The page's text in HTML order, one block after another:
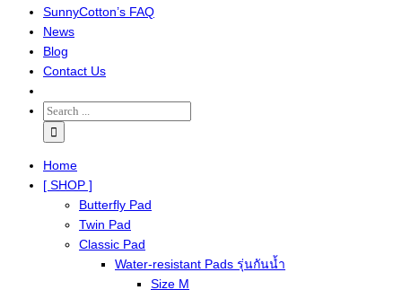
SunnyCotton’s FAQ
News
Blog
Contact Us
Home
[ SHOP ]
Butterfly Pad
Twin Pad
Classic Pad
Water-resistant Pads รุ่นกันน้ำ
Size M